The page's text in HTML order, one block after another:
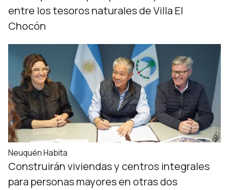
entre los tesoros naturales de Villa El
Chocón
Neuquén Habita
Construirán viviendas y centros integrales
para personas mayores en otras dos